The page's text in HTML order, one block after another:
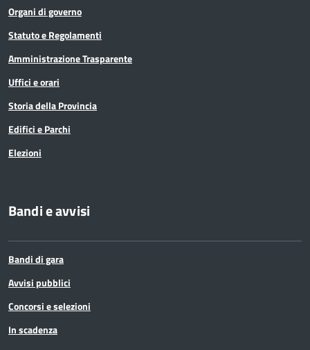
Organi di governo
Statuto e Regolamenti
Amministrazione Trasparente
Uffici e orari
Storia della Provincia
Edifici e Parchi
Elezioni
Bandi e avvisi
Bandi di gara
Avvisi pubblici
Concorsi e selezioni
In scadenza